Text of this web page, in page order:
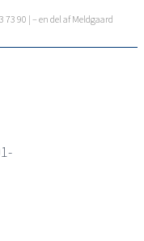
73 90 | – en del af Meldgaard